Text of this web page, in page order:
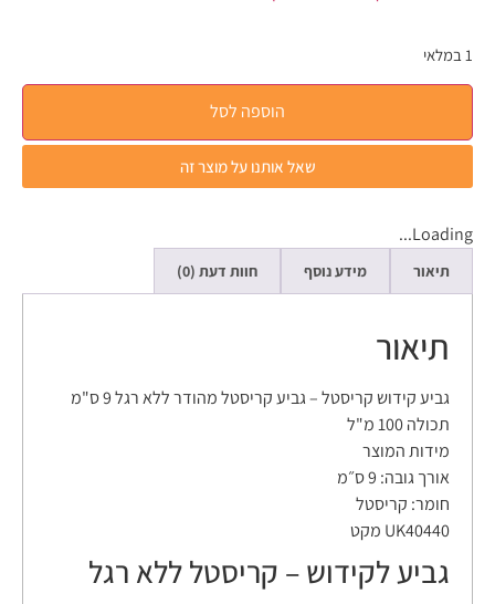
1 במלאי
הוספה לסל
שאל אותנו על מוצר זה
Loading...
תיאור מידע נוסף חוות דעת (0)
תיאור
גביע קידוש קריסטל – גביע קריסטל מהודר ללא רגל 9 ס"מ
תכולה 100 מ"ל
מידות המוצר
אורך גובה: 9 ס״מ
חומר: קריסטל
UK40440 מקט
גביע לקידוש – קריסטל ללא רגל